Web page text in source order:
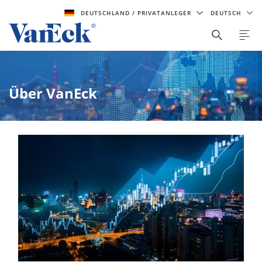
DEUTSCHLAND/ PRIVATANLEGER DEUTSCH
Über VanEck